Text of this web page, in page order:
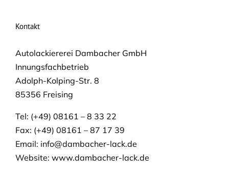
Kontakt
Autolackiererei Dambacher GmbH
Innungsfachbetrieb
Adolph-Kolping-Str. 8
85356 Freising
Tel: (+49) 08161 – 8 33 22
Fax: (+49) 08161 – 87 17 39
Email: info@dambacher-lack.de
Website: www.dambacher-lack.de